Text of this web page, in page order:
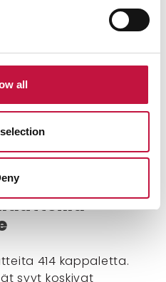
all
414 kappaletta.
syyt koskivat